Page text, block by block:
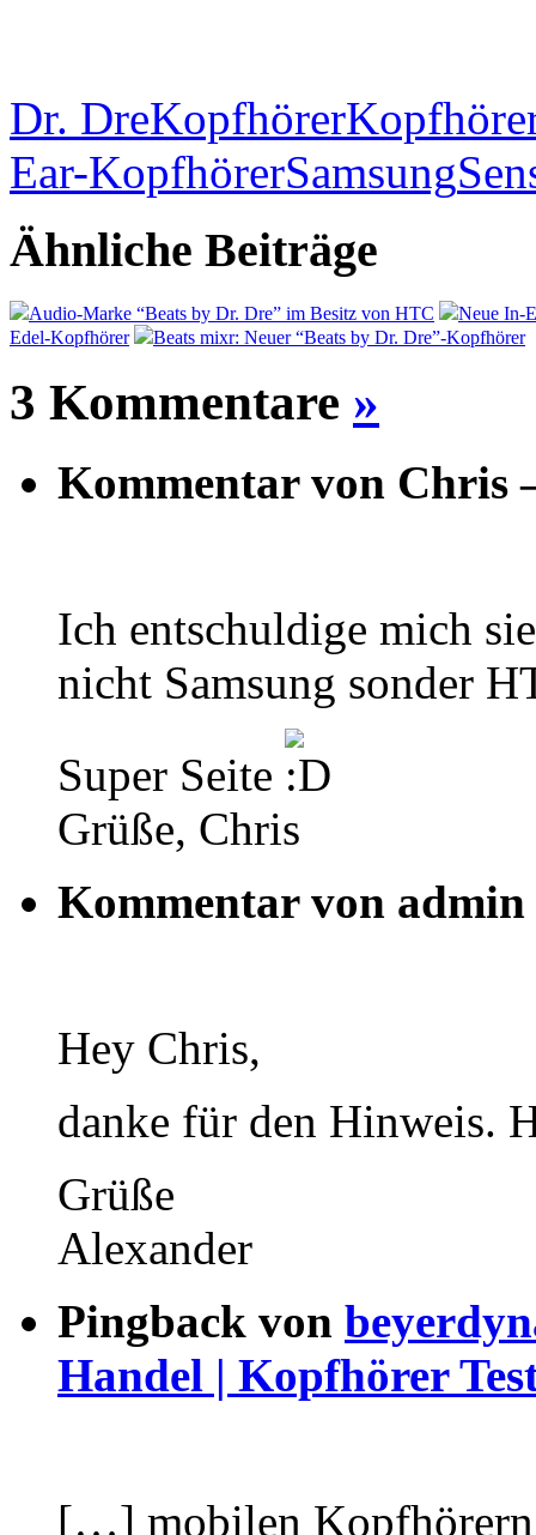
Dr. DreKopfhörer
Ear-KopfhörerSamsung
Ähnliche Beiträge
Audio-Marke “Beats by Dr. Dre” im Besitz von HTC
Neue In-
Edel-Kopfhörer
Beats mixr: Neuer “Beats by Dr. Dre”-Kopfhörer
3 Kommentare »
Kommentar von Chris
Ich entschuldige mich
nicht Samsung sonder
Super Seite
Grüße, Chris
Kommentar von
Hey Chris,
danke für den Hinweis.
Grüße
Alexander
Pingback von
Handel | Kopfhörer
[…] mobilen